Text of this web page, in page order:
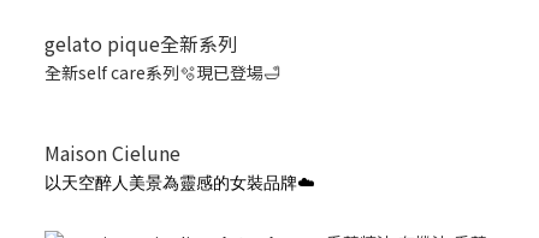
gelato pique全新系列
全新self care系列🫧現已登場🛁
Maison Cielune
以天空醉人美景為靈感的女裝品牌☁️